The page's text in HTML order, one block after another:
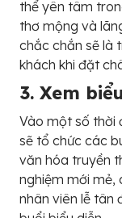
thể yên tâm
thơ mộng và
chắc chắn sẽ là
khách khi đặt
3. Xem
Vào một số thời
sẽ tổ chức các
văn hóa truyền
nghiệm mới mẻ,
nhân viên lễ tân